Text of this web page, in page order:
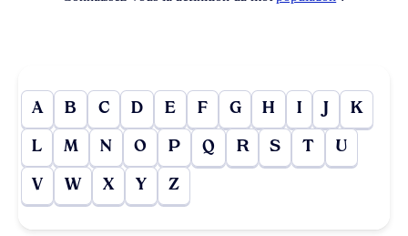
A B C D E F G H I J K
L M N O P Q R S T U
V W X Y Z